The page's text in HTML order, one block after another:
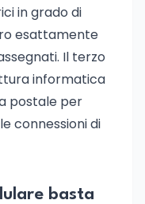
in grado di
esattamente
Il terzo
informatica
postale per
connessioni di
basta